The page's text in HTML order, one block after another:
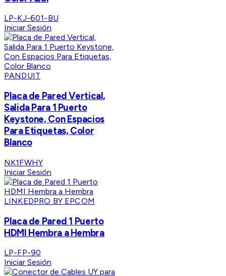
LP-KJ-601-BU
Iniciar Sesión
PANDUIT
Placa de Pared Vertical,
Salida Para 1 Puerto
Keystone, Con Espacios
Para Etiquetas, Color
Blanco
NK1FWHY
Iniciar Sesión
LINKEDPRO BY EPCOM
Placa de Pared 1 Puerto
HDMI Hembra a Hembra
LP-FP-90
Iniciar Sesión